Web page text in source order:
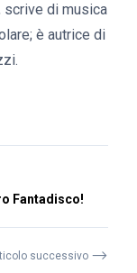
scrive di musica
è autrice di
Fantadisco!
successivo ⟶